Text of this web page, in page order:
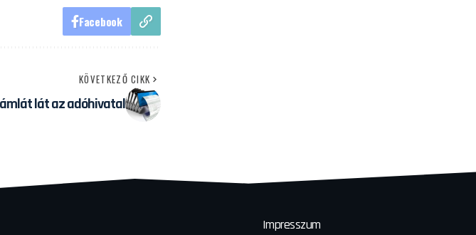
Facebook
KÖVETKEZŐ CIKK
lát az adóhivatal
Impresszum